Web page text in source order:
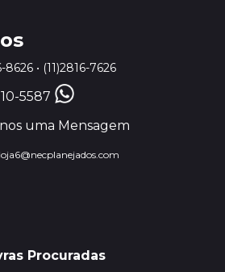
8626• (11)2816-7626
5587
uma Mensagem
Procuradas